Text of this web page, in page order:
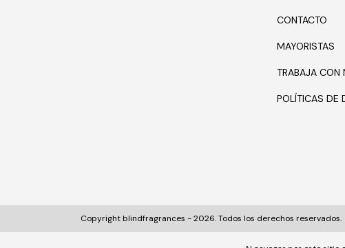
CONTACTO
MAYORISTAS
TRABAJA CON
POLÍTICAS DE
Copyright blindfragrances - 2026. Todos los derechos reservados.